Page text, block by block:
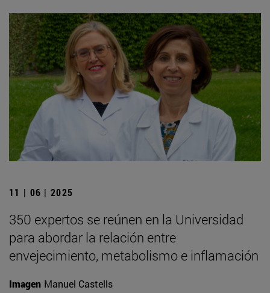
11 | 06 | 2025
350 expertos se reúnen en la Universidad
para abordar la relación entre
envejecimiento, metabolismo e inflamación
Imagen Manuel Castells